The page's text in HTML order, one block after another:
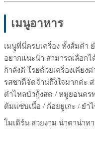
เมนูอาหาร
เมนูที่นี่ครบเครื่อง ทั้งส้มตำ
อยากแนะนำ สามารถเลือก
กำลังดี โรยด้วยเครื่องเคีย
รสชาติจัดจ้านถึงใจมากค่ะ
ตำไหลบัวกุ้งสด / หมูยอนคร
ต้มแซ่บเนื้อ / ก้อยยูเกะ / ยำ
โมเดิร์น สวยงาม น่าตาน่าท